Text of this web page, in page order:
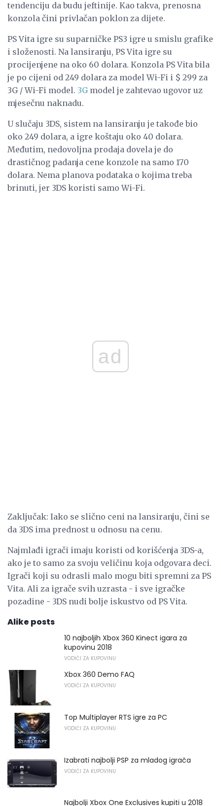
tendenciju da budu jeftinije. Kao takva, prenosna
konzola čini privlačan poklon za dijete.
PS Vita igre su suparničke PS3 igre u smislu grafike
i složenosti. Na lansiranju, PS Vita igre su
procijenjene na oko 60 dolara. Konzola PS Vita bila
je po cijeni od 249 dolara za model Wi-Fi i $ 299 za
3G / Wi-Fi model. 3G model je zahtevao ugovor uz
mjesečnu naknadu.
U slučaju 3DS, sistem na lansiranju je takođe bio
oko 249 dolara, a igre koštaju oko 40 dolara.
Međutim, nedovoljna prodaja dovela je do
drastičnog padanja cene konzole na samo 170
dolara. Nema planova podataka o kojima treba
brinuti, jer 3DS koristi samo Wi-Fi.
ad
Zaključak: Iako se slično ceni na lansiranju, čini se
da 3DS ima prednost u odnosu na cenu.
Najmlađi igrači imaju koristi od korišćenja 3DS-a,
ako je to samo za svoju veličinu koja odgovara deci.
Igrači koji su odrasli malo mogu biti spremni za PS
Vita. Ali za igrače svih uzrasta - i sve igračke
pozadine - 3DS nudi bolje iskustvo od PS Vita.
Alike posts
10 najboljih Xbox 360 Kinect igara za
kupovinu 2018
VODIČI ZA KUPOVINU
Xbox 360 Demo FAQ
VODIČI ZA KUPOVINU
Top Multiplayer RTS igre za PC
VODIČI ZA KUPOVINU
Izabrati najbolji PSP za mladog igrača
VODIČI ZA KUPOVINU
Najbolji Xbox One Exclusives kupiti u 2018